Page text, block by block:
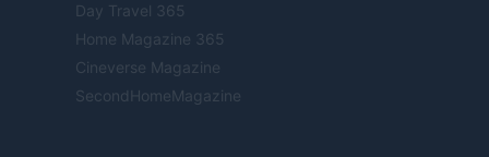
Day Travel 365
Home Magazine 365
Cineverse Magazine
SecondHomeMagazine